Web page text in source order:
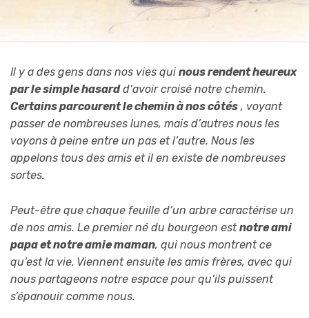
Il y a des gens dans nos vies qui nous rendent heureux
par le simple hasardd’avoir croisé notre chemin.
Certains parcourent le chemin à nos côtés , voyant
passer de nombreuses lunes, mais d’autres nous les
voyons à peine entre un pas et l’autre. Nous les
appelons tous des amis et il en existe de nombreuses
sortes.
Peut-être que chaque feuille d’un arbre caractérise un
de nos amis. Le premier né du bourgeon estnotre ami
papa et notre amie maman, qui nous montrent ce
qu’est la vie. Viennent ensuite les amis frères, avec qui
nous partageons notre espace pour qu’ils puissent
s’épanouir comme nous.